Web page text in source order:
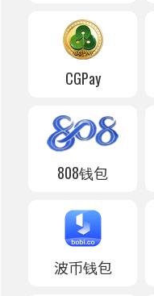
CGPay
808钱包
波币钱包